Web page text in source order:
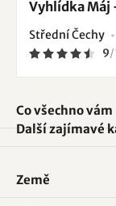
Vyhlídka Máj
Střední Čechy
9/
Co všechno
Další zajímavé
Země